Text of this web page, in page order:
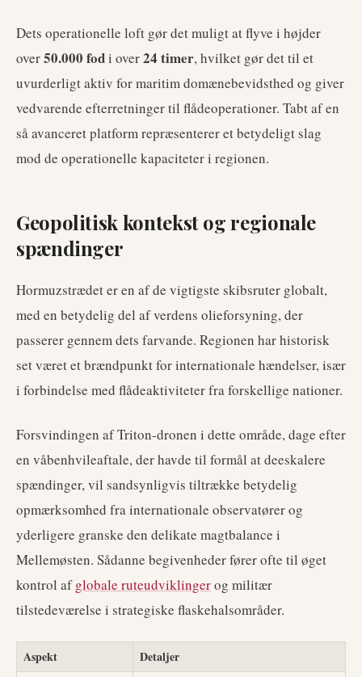
Dets operationelle loft gør det muligt at flyve i højder
over50.000 fodi over24 timer, hvilket gør det til et
uvurderligt aktiv for maritim domænebevidsthed og giver
vedvarende efterretninger til flådeoperationer. Tabt af en
så avanceret platform repræsenterer et betydeligt slag
mod de operationelle kapaciteter i regionen.
Geopolitisk kontekst og regionale
spændinger
Hormuzstrædet er en af de vigtigste skibsruter globalt,
med en betydelig del af verdens olieforsyning, der
passerer gennem dets farvande. Regionen har historisk
set været et brændpunkt for internationale hændelser, især
i forbindelse med flådeaktiviteter fra forskellige nationer.
Forsvindingen af Triton-dronen i dette område, dage efter
en våbenhvileaftale, der havde til formål at deeskalere
spændinger, vil sandsynligvis tiltrække betydelig
opmærksomhed fra internationale observatører og
yderligere granske den delikate magtbalance i
Mellemøsten. Sådanne begivenheder fører ofte til øget
kontrol afglobale ruteudviklingerog militær
tilstedeværelse i strategiske flaskehalsområder.
Aspekt Detaljer